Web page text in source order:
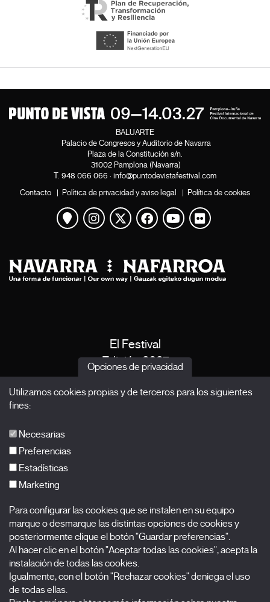
BALUARTE
Palacio de Congresos y Auditorio de Navarra
Plaza de la Constitución s/n.
31002 Pamplona (Navarra)
T. 948 066 066 · info@puntodevistafestival.com
Contacto | Política de privacidad y aviso legal | Política de cookies
Ver mapa
Instagram
Twitter
Facebook
Youtube
Flickr
El Festival
Edición 2027
Acreditaciones
Nombre
Apellidos
Correo electrónico
Opciones de privacidad
Utilizamos cookies propias y de terceros para los siguientes
fines:
Necesarias
Preferencias
Estadísticas
Marketing
Para configurar las cookies que se instalen en su equipo
marque o desmarque las distintas opciones de cookies y
posteriormente clique el botón "Guardar preferencias".
Al hacer clic en el botón "Aceptar todas las cookies", acepta la
instalación de todas las cookies.
Igualmente, con el botón "Rechazar cookies" deniega el uso
de todas ellas.